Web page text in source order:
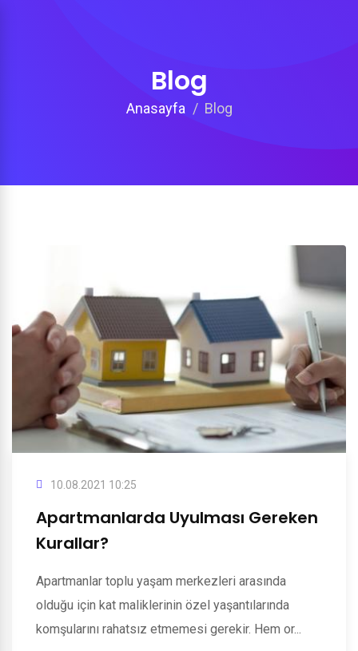
Blog
Anasayfa Blog
10.08.2021 10:25
Apartmanlarda Uyulması Gereken
Kurallar?
Apartmanlar toplu yaşam merkezleri arasında
olduğu için kat maliklerinin özel yaşantılarında
komşularını rahatsız etmemesi gerekir. Hem or...